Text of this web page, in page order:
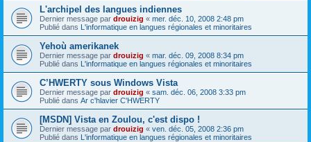
L'archipel des langues indiennes
Dernier message par drouizig « mer. déc. 10, 2008 2:48 pm
Publié dans L'informatique en langues régionales et minoritaires
Yehoù amerikanek
Dernier message par drouizig « mar. déc. 09, 2008 8:34 pm
Publié dans L'informatique en langues régionales et minoritaires
C’HWERTY sous Windows Vista
Dernier message par drouizig « sam. déc. 06, 2008 3:33 pm
Publié dans Ar c'hlavier C'HWERTY
[MSDN] Vista en Zoulou, c'est dispo !
Dernier message par drouizig « ven. déc. 05, 2008 2:36 pm
Publié dans L'informatique en langues régionales et minoritaires